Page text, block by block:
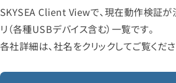
SKYSEA Client Viewで、現在動作検証が
リ（各種USBデバイス含む）一覧です。
各社詳細は、社名をクリックしてご覧くださ